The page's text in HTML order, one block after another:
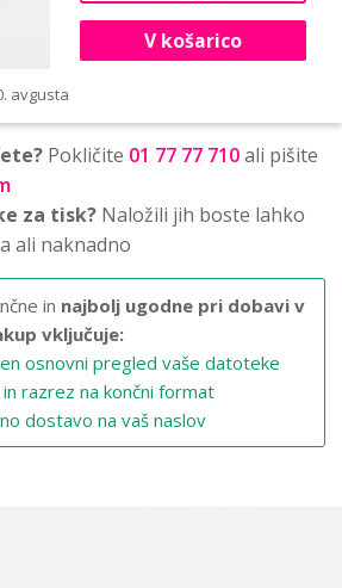
V košarico
avgusta
Pokličite 01 77 77 710ali pišite
za tisk? Naložili jih boste lahko
ali naknadno
in najbolj ugodne pri dobavi v
vključuje:
osnovni pregled vaše datoteke
razrez na končni format
dostavo na vaš naslov